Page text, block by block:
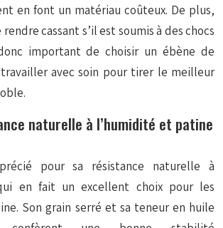
en font un matériau coûteux. De plus,
cassant s’il est soumis à des chocs
important de choisir un ébène de
avec soin pour tirer le meilleur
naturelle à l’humidité et patine
pour sa résistance naturelle à
en fait un excellent choix pour les
Son grain serré et sa teneur en huile